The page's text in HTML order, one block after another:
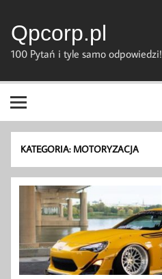
content
Qpcorp.pl
100 Pytań i tyle samo odpowiedzi!
KATEGORIA: MOTORYZACJA